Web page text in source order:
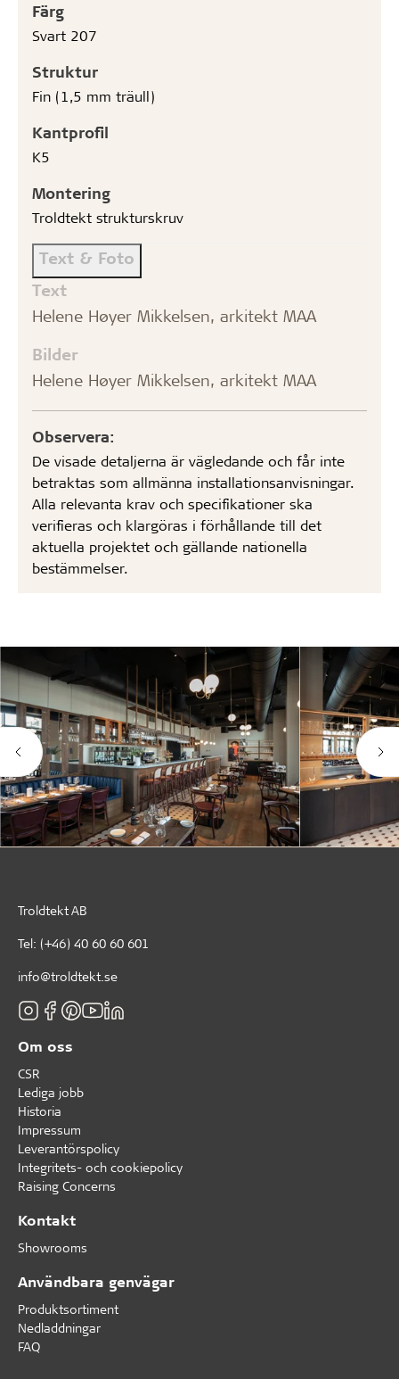
Färg
Svart 207
Struktur
Fin (1,5 mm träull)
Kantprofil
K5
Montering
Troldtekt strukturskruv
Text & Foto
Text
Helene Høyer Mikkelsen, arkitekt MAA
Bilder
Helene Høyer Mikkelsen, arkitekt MAA
Observera:
De visade detaljerna är vägledande och får inte
betraktas som allmänna installationsanvisningar.
Alla relevanta krav och specifikationer ska
verifieras och klargöras i förhållande till det
aktuella projektet och gällande nationella
bestämmelser.
Troldtekt AB
Tel: (+46) 40 60 60 601
info@troldtekt.se
Om oss
CSR
Lediga jobb
Historia
Impressum
Leverantörspolicy
Integritets- och cookiepolicy
Raising Concerns
Kontakt
Showrooms
Användbara genvägar
Produktsortiment
Nedladdningar
FAQ